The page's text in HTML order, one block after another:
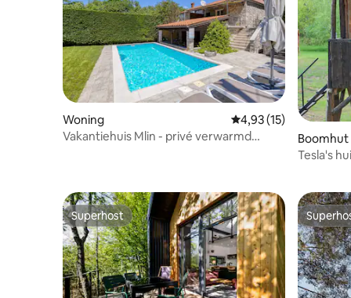
Woning Gemiddelde
4,93 (15)
Vakantiehuis Mlin - privé verwarmd
Boomhut
Tesla's
Superhost
Superhost